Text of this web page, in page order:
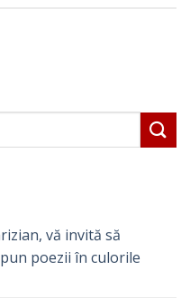
vă invită să
poezii în culorile